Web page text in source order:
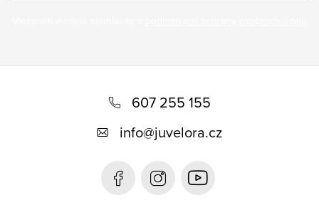
607 255 155
info@juvelora.cz